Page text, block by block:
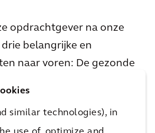
similar technologies), in
opdrachtgever na onze
belangrijke en
naar voren: De gezonde
over heel veel: van